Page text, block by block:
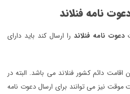
نامه فنلاند
دعوت نامه فنلاندرا ارسال کند باید دارای
اقامت دائم کشور فنلاند می باشد. البته در
موقت نیز می توانند برای ارسال دعوت نامه